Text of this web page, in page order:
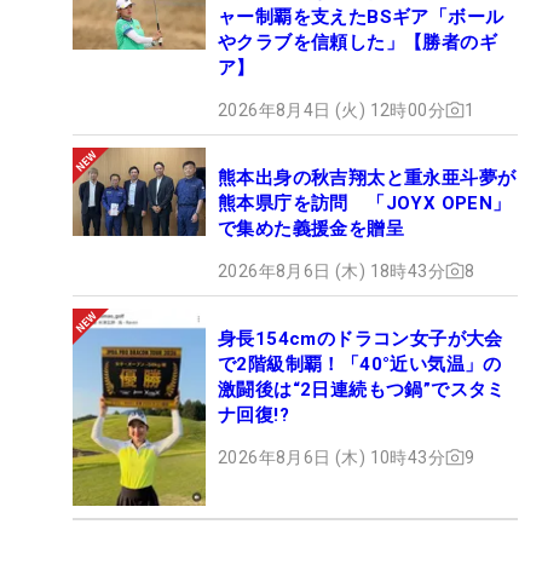
ャー制覇を支えたBSギア「ボール
やクラブを信頼した」【勝者のギ
ア】
2026年8月4日 (火) 12時00分 1
熊本出身の秋吉翔太と重永亜斗夢が
熊本県庁を訪問 「JOYX OPEN」
で集めた義援金を贈呈
2026年8月6日 (木) 18時43分 8
身長154cmのドラコン女子が大会
で2階級制覇！「40°近い気温」の
激闘後は“2日連続もつ鍋”でスタミ
ナ回復!?
2026年8月6日 (木) 10時43分 9